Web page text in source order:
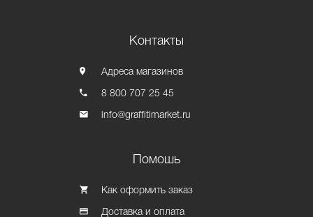
Контакты
Адреса магазинов
8 800 707 25 45
info@graffitimarket.ru
Помошь
Как оформить заказ
Доставка и оплата